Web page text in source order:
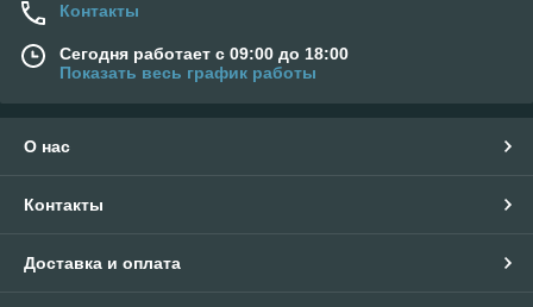
Контакты
Сегодня работает с 09:00 до 18:00
Показать весь график работы
О нас
Контакты
Доставка и оплата